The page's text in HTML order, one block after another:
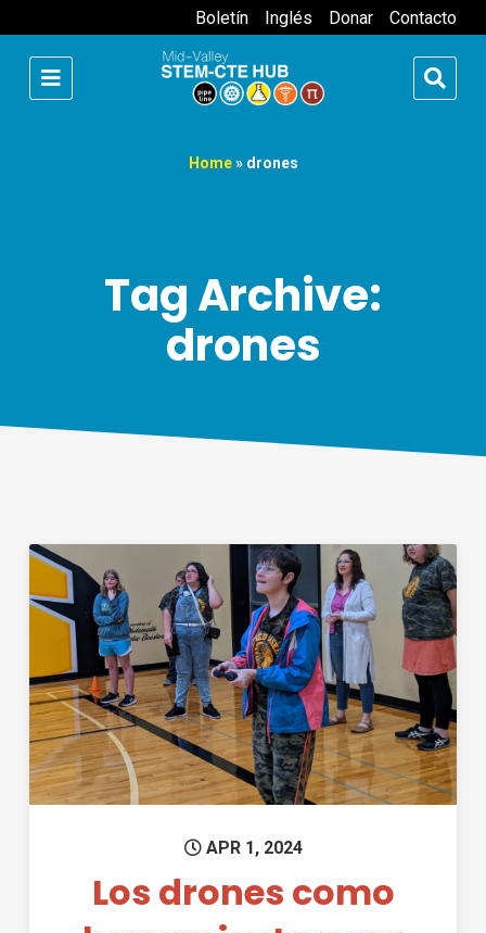
Boletín Inglés Donar Contacto
Home» drones
Tag Archive:
drones
Permanent Link to Los
APR 1, 2024
Los drones como